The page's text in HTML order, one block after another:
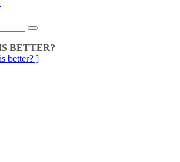
BETTER?